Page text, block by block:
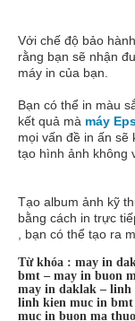
Với chế độ bảo
rằng bạn sẽ nhận
máy in của bạn.
Bạn có thể in màu
kết quả mà máy
mọi vấn đề in ấn sẽ
tạo hình ảnh không
Tạo album ảnh kỹ
bằng cách in trực
, bạn có thể tạo ra
Từ khóa : may in
bmt – may in buon
may in daklak –
linh kien muc in
muc in buon ma